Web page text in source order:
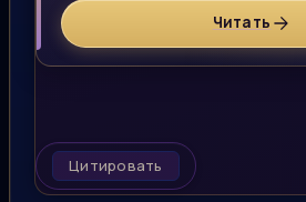
Читать
Цитировать